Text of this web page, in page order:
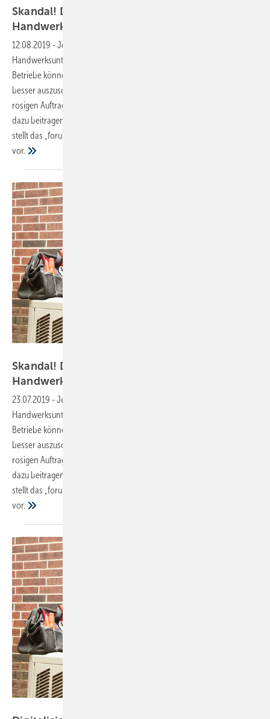
Skandal! Digitalisierung macht
Handwerksbetriebe
12.08.2019 -Jetzt anmelden!
Handwerksunternehmen besser – unabhängig von seiner Größe.
Betriebe können sich effizienter aufstellen, um ihr Leistungsvermögen
besser auszuschöpfen. Angesichts fehlender Fachkräfte und einer
rosigen Auftragslage ist das ein lohnenswertes Ziel. Welche Faktoren
dazu beitragen, eine Wertschöpfung in größerem Maßstab zu erzielen,
stellt das „forum handwerk digital 2019“ am 7. November in Stuttgart
vor.
Skandal! Digitalisierung macht
Handwerksbetriebe
23.07.2019 -Jetzt anmelden!
Handwerksunternehmen besser – unabhängig von seiner Größe.
Betriebe können sich effizienter aufstellen, um ihr Leistungsvermögen
besser auszuschöpfen. Angesichts fehlender Fachkräfte und einer
rosigen Auftragslage ist das ein lohnenswertes Ziel. Welche Faktoren
dazu beitragen, eine Wertschöpfung in größerem Maßstab zu erzielen,
stellt das „forum handwerk digital 2019“ am 7. November in Stuttgart
vor.